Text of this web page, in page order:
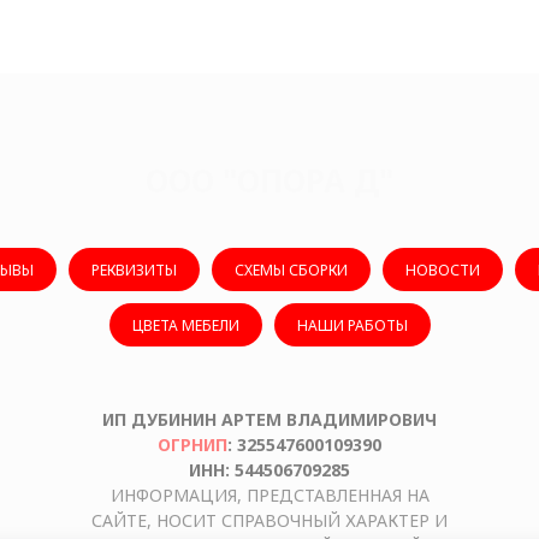
РЕКВИЗИТЫ СХЕМЫ СБОРКИ НОВОСТИ
ЦВЕТА МЕБЕЛИ НАШИ РАБОТЫ
ИП ДУБИНИН АРТЕМ ВЛАДИМИРОВИЧ
ОГРНИП: 325547600109390
ИНН: 544506709285
ИНФОРМАЦИЯ, ПРЕДСТАВЛЕННАЯ НА
САЙТЕ, НОСИТ СПРАВОЧНЫЙ ХАРАКТЕР И